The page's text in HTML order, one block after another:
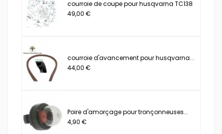
courroie de coupe pour husqvarna TC138
49,00 €
courroie d'avancement pour husqvarna...
44,00 €
Poire d'amorçage pour tronçonneuses...
4,90 €